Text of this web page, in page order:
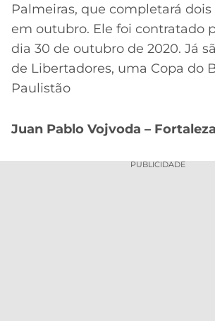
Palmeiras, que completará
em outubro. Ele foi contratado
dia 30 de outubro de 2020. Já
de Libertadores, uma Copa do
Paulistão
Juan Pablo Vojvoda – Fortaleza
PUBLICIDADE